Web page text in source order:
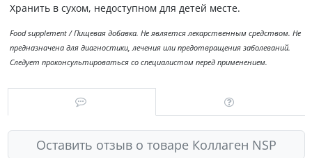
Хранить в сухом, недоступном для детей месте.
Food supplement / Пищевая добавка. Не является лекарственным средством. Не
предназначена для диагностики, лечения или предотвращения заболеваний.
Следует проконсультироваться со специалистом перед применением.
Оставить отзыв о товаре Коллаген NSP